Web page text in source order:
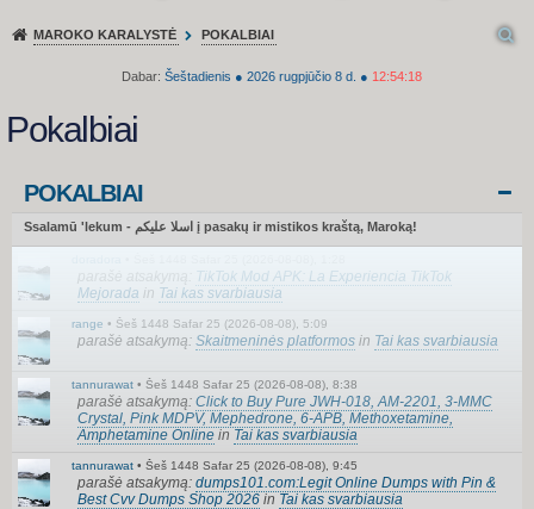
MAROKO KARALYSTĖ POKALBIAI
Dabar: Šeštadienis ● 2026 rugpjūčio 8 d. ● 12:54:18
Pokalbiai
POKALBIAI
Ssalamū 'lekum - اسلا عليكم į pasakų ir mistikos kraštą, Maroką!
TikTok Mod APK: La Experiencia TikTok
Mejorada in Tai kas svarbiausia
range • Šeš 1448 Safar 25 (2026-08-08), 5:09
parašė atsakymą: Skaitmeninės platformos in Tai kas svarbiausia
tannurawat • Šeš 1448 Safar 25 (2026-08-08), 8:38
parašė atsakymą: Click to Buy Pure JWH-018, AM-2201, 3-MMC
Crystal, Pink MDPV, Mephedrone, 6-APB, Methoxetamine,
Amphetamine Online in Tai kas svarbiausia
tannurawat • Šeš 1448 Safar 25 (2026-08-08), 9:45
parašė atsakymą: dumps101.com:Legit Online Dumps with Pin &
Best Cvv Dumps Shop 2026 in Tai kas svarbiausia